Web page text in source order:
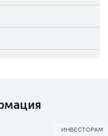
ИНВЕСТОРАМ